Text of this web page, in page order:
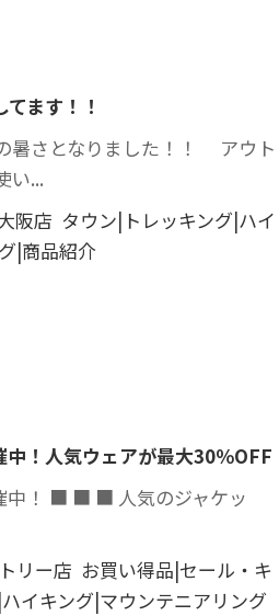
ます！！
暑さとなりました！！ アウト
い...
阪店 タウン|トレッキング|ハイ
|商品紹介
！人気ウェアが最大30％OFF
中！ ■ ■ ■ 人気のジャケッ
リー店 お買い得品|セール・キ
イキング|マウンテニアリング